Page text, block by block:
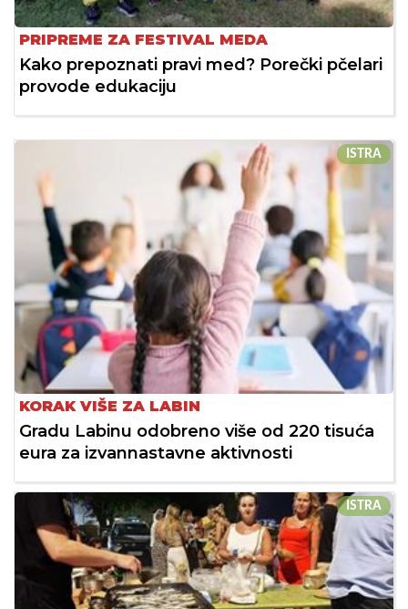
PRIPREME ZA FESTIVAL MEDA
Kako prepoznati pravi med? Porečki pčelari
provode edukaciju
ISTRA
KORAK VIŠE ZA LABIN
Gradu Labinu odobreno više od 220 tisuća
eura za izvannastavne aktivnosti
ISTRA